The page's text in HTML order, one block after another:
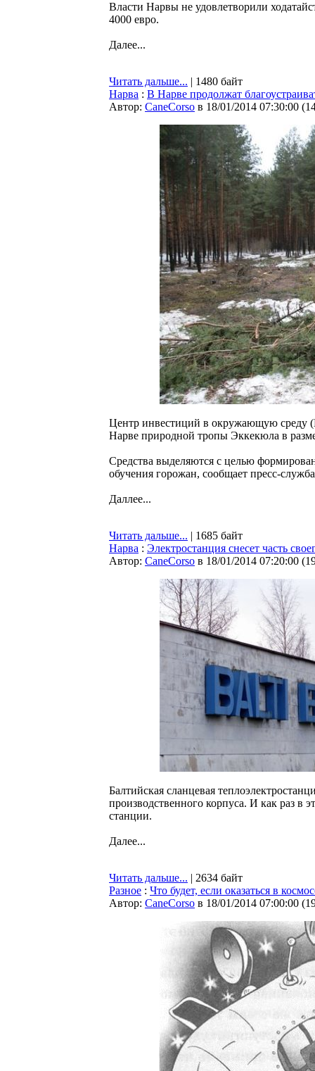
Власти Нарвы не удовлетворили
4000 евро.
Далее...
Читать дальше... | 1480 байт
Нарва : В Нарве продолжат
Автор: CaneCorso в 18/01/2014 07:30:00 (
Центр инвестиций в окружающую среду
Нарве природной тропы Эккекюла в
Средства выделяются с целью
обучения горожан, сообщает пресс-
Даллее...
Читать дальше... | 1685 байт
Нарва : Электростанция снесет часть
Автор: CaneCorso в 18/01/2014 07:20:00 (
Балтийская сланцевая
производственного корпуса. И как раз в
станции.
Далее...
Читать дальше... | 2634 байт
Разное : Что будет, если оказаться в
Автор: CaneCorso в 18/01/2014 07:00:00 (